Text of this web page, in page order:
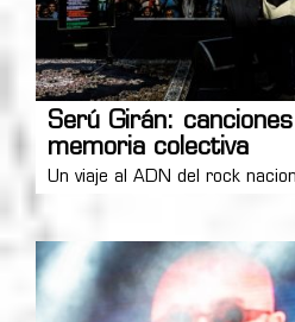
Serú Girán:
memoria colectiva
Un viaje al ADN del rock